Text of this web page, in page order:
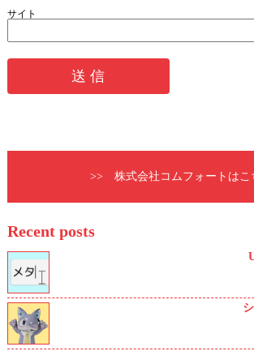
サイト
>> 株式会社コムフォートはこ
Recent posts